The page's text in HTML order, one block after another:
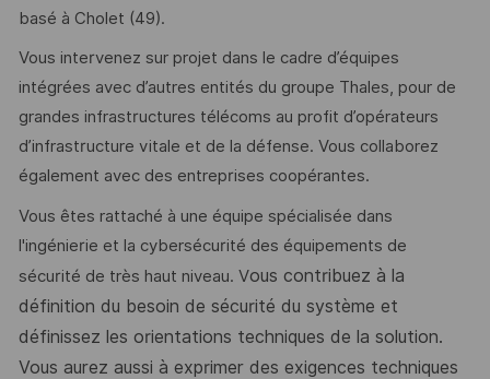
basé à Cholet (49).
Vous intervenez sur projet dans le cadre d’équipes
intégrées avec d’autres entités du groupe Thales, pour de
grandes infrastructures télécoms au profit d’opérateurs
d’infrastructure vitale et de la défense. Vous collaborez
également avec des entreprises coopérantes.
Vous êtes rattaché à une équipe spécialisée dans
l'ingénierie et la cybersécurité des équipements de
sécurité de très haut niveau. Vous contribuez à la
définition du besoin de sécurité du système et
définissez les orientations techniques de la solution.
Vous aurez aussi à exprimer des exigences techniques